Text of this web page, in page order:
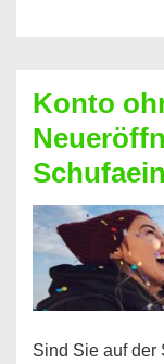
Sie
einen
Kredit
ohne
Konto
Sind Sie auf der